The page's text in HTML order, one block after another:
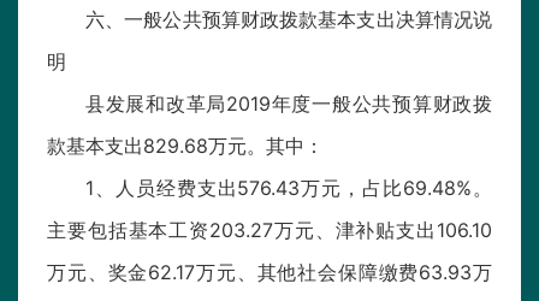
六、一般公共预算财政拨款基本支出决算情况说
明
县发展和改革局2019年度一般公共预算财政拨
款基本支出829.68万元。其中：
1、人员经费支出576.43万元，占比69.48%。
主要包括基本工资203.27万元、津补贴支出106.10
万元、奖金62.17万元、其他社会保障缴费63.93万